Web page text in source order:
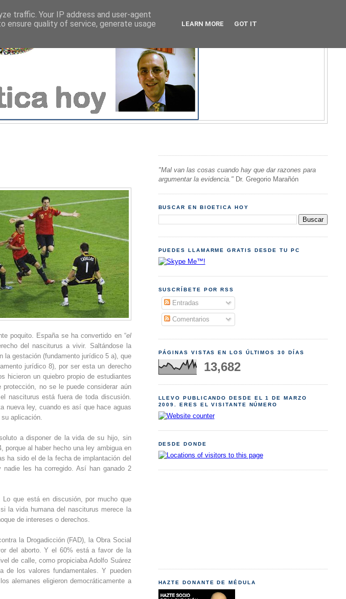
poquito. España se ha convertido en “el
del nasciturus a vivir. Saltándose la
la gestación (fundamento jurídico 5 a), que
jurídico 8), por ser esta un derecho
hicieron un quiebro propio de estudiantes
no se le puede considerar aún
nasciturus está fuera de toda discusión.
nueva ley, cuando es así que hace aguas
aplicación.
a disponer de la vida de su hijo, sin
porque al haber hecho una ley ambigua en
ha sido el de la fecha de implantación del
les ha corregido. Así han ganado 2
que está en discusión, por mucho que
la vida humana del nasciturus merece la
de intereses o derechos.
la Drogadicción (FAD), la Obra Social
del aborto. Y el 60% está a favor de la
de calle, como propiciaba Adolfo Suárez
de los valores fundamentales. Y pueden
alemanes eligieron democráticamente a
"Mal van las cosas cuando hay que dar razones para
argumentar la evidencia." Dr. Gregorio Marañón
BUSCAR EN BIOETICA HOY
PUEDES LLAMARME GRATIS DESDE TU PC
SUSCRÍBETE POR RSS
Entradas
Comentarios
PÁGINAS VISTAS EN LOS ÚLTIMOS 30 DÍAS
13,682
LLEVO PUBLICANDO DESDE EL 1 DE MARZO
2009. ERES EL VISITANTE NÚMERO
DESDE DONDE
HAZTE DONANTE DE MÉDULA
traffic. Your IP address and user-agent
ensure quality of service, generate usage
LEARN MORE GOT IT